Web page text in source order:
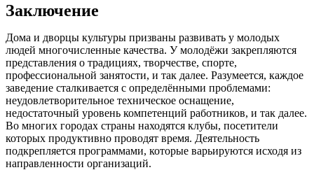
Заключение
Дома и дворцы культуры призваны развивать у молодых
людей многочисленные качества. У молодёжи закрепляются
представления о традициях, творчестве, спорте,
профессиональной занятости, и так далее. Разумеется, каждое
заведение сталкивается с определёнными проблемами:
неудовлетворительное техническое оснащение,
недостаточный уровень компетенций работников, и так далее.
Во многих городах страны находятся клубы, посетители
которых продуктивно проводят время. Деятельность
подкрепляется программами, которые варьируются исходя из
направленности организаций.